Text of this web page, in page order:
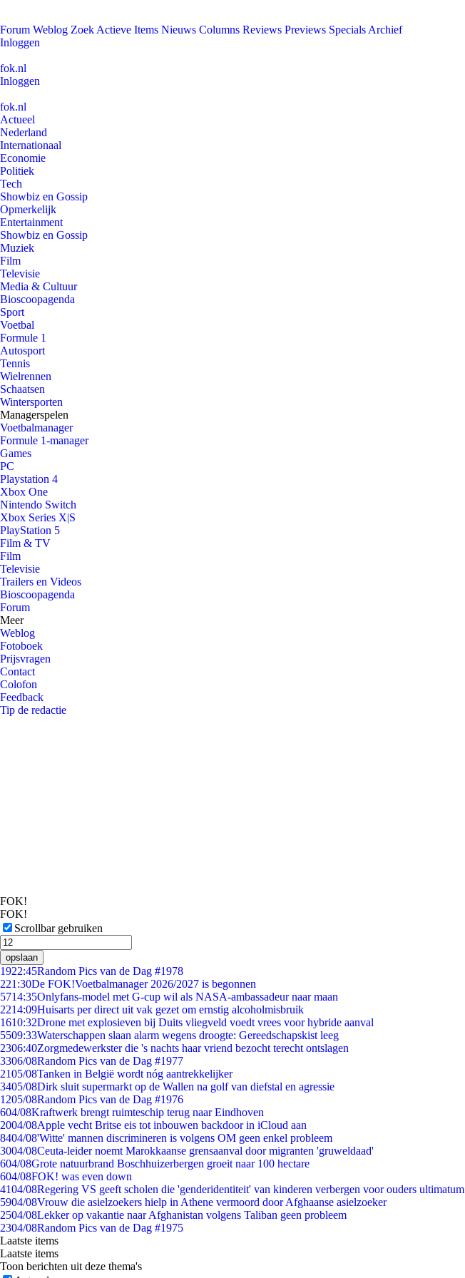
Forum Weblog Zoek Actieve Items Nieuws Columns Reviews Previews Specials Archief
Inloggen
fok.nl
Inloggen
fok.nl
Actueel
Nederland
Internationaal
Economie
Politiek
Tech
Showbiz en Gossip
Opmerkelijk
Entertainment
Showbiz en Gossip
Muziek
Film
Televisie
Media & Cultuur
Bioscoopagenda
Sport
Voetbal
Formule 1
Autosport
Tennis
Wielrennen
Schaatsen
Wintersporten
Managerspelen
Voetbalmanager
Formule 1-manager
Games
PC
Playstation 4
Xbox One
Nintendo Switch
Xbox Series X|S
PlayStation 5
Film & TV
Film
Televisie
Trailers en Videos
Bioscoopagenda
Forum
Meer
Weblog
Fotoboek
Prijsvragen
Contact
Colofon
Feedback
Tip de redactie
FOK!
FOK!
Scrollbar gebruiken
opslaan
1922:45Random Pics van de Dag #1978
221:30De FOK!Voetbalmanager 2026/2027 is begonnen
5714:35Onlyfans-model met G-cup wil als NASA-ambassadeur naar maan
2214:09Huisarts per direct uit vak gezet om ernstig alcoholmisbruik
1610:32Drone met explosieven bij Duits vliegveld voedt vrees voor hybride aanval
5509:33Waterschappen slaan alarm wegens droogte: Gereedschapskist leeg
2306:40Zorgmedewerkster die 's nachts haar vriend bezocht terecht ontslagen
3306/08Random Pics van de Dag #1977
2105/08Tanken in België wordt nóg aantrekkelijker
3405/08Dirk sluit supermarkt op de Wallen na golf van diefstal en agressie
1205/08Random Pics van de Dag #1976
604/08Kraftwerk brengt ruimteschip terug naar Eindhoven
2004/08Apple vecht Britse eis tot inbouwen backdoor in iCloud aan
8404/08'Witte' mannen discrimineren is volgens OM geen enkel probleem
3004/08Ceuta-leider noemt Marokkaanse grensaanval door migranten 'gruweldaad'
604/08Grote natuurbrand Boschhuizerbergen groeit naar 100 hectare
604/08FOK! was even down
4104/08Regering VS geeft scholen die 'genderidentiteit' van kinderen verbergen voor ouders ultimatum
5904/08Vrouw die asielzoekers hielp in Athene vermoord door Afghaanse asielzoeker
2504/08Lekker op vakantie naar Afghanistan volgens Taliban geen probleem
2304/08Random Pics van de Dag #1975
Laatste items
Laatste items
Toon berichten uit deze thema's